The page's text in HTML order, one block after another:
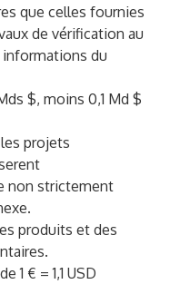
que celles fournies
de vérification au
informations du
$, moins 0,1 Md $
projets
non strictement
produits et des
1 € = 1,1 USD